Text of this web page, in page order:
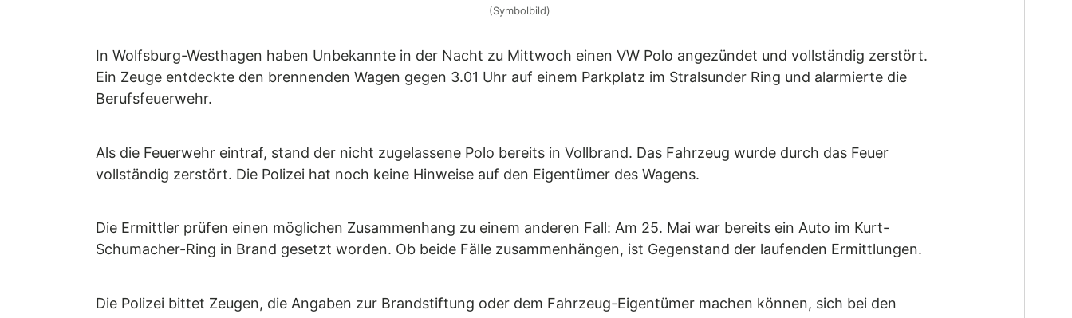
(Symbolbild)
In Wolfsburg-Westhagen haben Unbekannte in der Nacht zu Mittwoch einen VW Polo angezündet und vollständig zerstört.
Ein Zeuge entdeckte den brennenden Wagen gegen 3.01 Uhr auf einem Parkplatz im Stralsunder Ring und alarmierte die
Berufsfeuerwehr.
Als die Feuerwehr eintraf, stand der nicht zugelassene Polo bereits in Vollbrand. Das Fahrzeug wurde durch das Feuer
vollständig zerstört. Die Polizei hat noch keine Hinweise auf den Eigentümer des Wagens.
Die Ermittler prüfen einen möglichen Zusammenhang zu einem anderen Fall: Am 25. Mai war bereits ein Auto im Kurt-
Schumacher-Ring in Brand gesetzt worden. Ob beide Fälle zusammenhängen, ist Gegenstand der laufenden Ermittlungen.
Die Polizei bittet Zeugen, die Angaben zur Brandstiftung oder dem Fahrzeug-Eigentümer machen können, sich bei den